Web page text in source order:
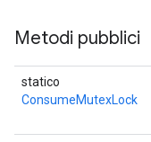
Metodi pubblici
statico
ConsumeMutexLock